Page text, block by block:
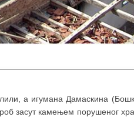
а игумана Дамаскина
засут камењем порушеног